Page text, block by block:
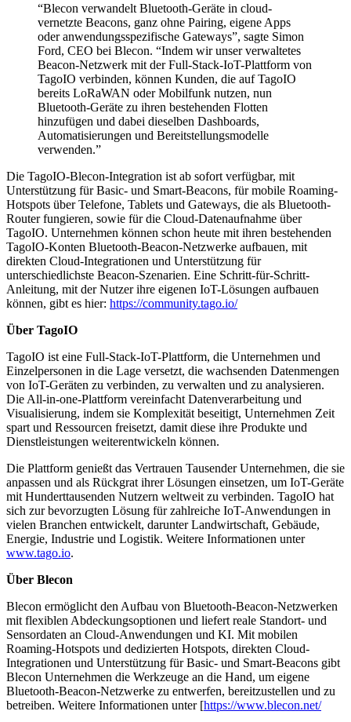
“Blecon verwandelt Bluetooth-Geräte in cloud-
vernetzte Beacons, ganz ohne Pairing, eigene Apps
oder anwendungsspezifische Gateways”, sagte Simon
Ford, CEO bei Blecon. “Indem wir unser verwaltetes
Beacon-Netzwerk mit der Full-Stack-IoT-Plattform von
TagoIO verbinden, können Kunden, die auf TagoIO
bereits LoRaWAN oder Mobilfunk nutzen, nun
Bluetooth-Geräte zu ihren bestehenden Flotten
hinzufügen und dabei dieselben Dashboards,
Automatisierungen und Bereitstellungsmodelle
verwenden.”
Die TagoIO-Blecon-Integration ist ab sofort verfügbar, mit
Unterstützung für Basic- und Smart-Beacons, für mobile Roaming-
Hotspots über Telefone, Tablets und Gateways, die als Bluetooth-
Router fungieren, sowie für die Cloud-Datenaufnahme über
TagoIO. Unternehmen können schon heute mit ihren bestehenden
TagoIO-Konten Bluetooth-Beacon-Netzwerke aufbauen, mit
direkten Cloud-Integrationen und Unterstützung für
unterschiedlichste Beacon-Szenarien. Eine Schritt-für-Schritt-
Anleitung, mit der Nutzer ihre eigenen IoT-Lösungen aufbauen
können, gibt es hier: https://community.tago.io/
Über TagoIO
TagoIO ist eine Full-Stack-IoT-Plattform, die Unternehmen und
Einzelpersonen in die Lage versetzt, die wachsenden Datenmengen
von IoT-Geräten zu verbinden, zu verwalten und zu analysieren.
Die All-in-one-Plattform vereinfacht Datenverarbeitung und
Visualisierung, indem sie Komplexität beseitigt, Unternehmen Zeit
spart und Ressourcen freisetzt, damit diese ihre Produkte und
Dienstleistungen weiterentwickeln können.
Die Plattform genießt das Vertrauen Tausender Unternehmen, die sie
anpassen und als Rückgrat ihrer Lösungen einsetzen, um IoT-Geräte
mit Hunderttausenden Nutzern weltweit zu verbinden. TagoIO hat
sich zur bevorzugten Lösung für zahlreiche IoT-Anwendungen in
vielen Branchen entwickelt, darunter Landwirtschaft, Gebäude,
Energie, Industrie und Logistik. Weitere Informationen unter
www.tago.io.
Über Blecon
Blecon ermöglicht den Aufbau von Bluetooth-Beacon-Netzwerken
mit flexiblen Abdeckungsoptionen und liefert reale Standort- und
Sensordaten an Cloud-Anwendungen und KI. Mit mobilen
Roaming-Hotspots und dedizierten Hotspots, direkten Cloud-
Integrationen und Unterstützung für Basic- und Smart-Beacons gibt
Blecon Unternehmen die Werkzeuge an die Hand, um eigene
Bluetooth-Beacon-Netzwerke zu entwerfen, bereitzustellen und zu
betreiben. Weitere Informationen unter [https://www.blecon.net/